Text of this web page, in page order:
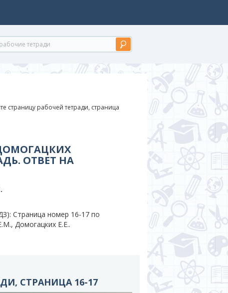
страницу рабочей тетради, страница
ОТВЕТ НА
Страница номер 16-17 по
Домогацких Е.Е..
СТРАНИЦА 16-17